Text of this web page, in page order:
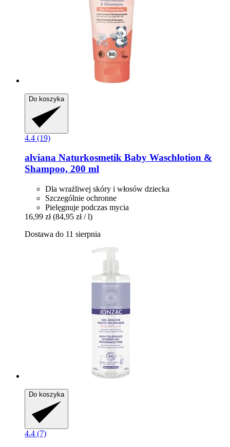
Do koszyka
4.4 (19)
alviana Naturkosmetik Baby Waschlotion &
Shampoo, 200 ml
Dla wrażliwej skóry i włosów dziecka
Szczególnie ochronne
Pielęgnuje podczas mycia
16,99 zł (84,95 zł / l)
Dostawa do 11 sierpnia
Do koszyka
4.4 (7)